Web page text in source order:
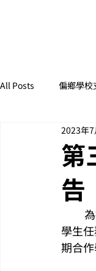
All Posts 偏鄉學校
第
告
2023年7
學生
期合